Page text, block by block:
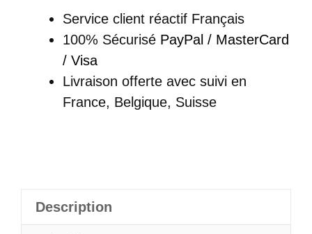
Noire
Avec
Rouge
Et
Ningxia
Service client réactif Français
100% Sécurisé PayPal / MasterCard
/ Visa
Livraison offerte avec suivi en
France, Belgique, Suisse
Description